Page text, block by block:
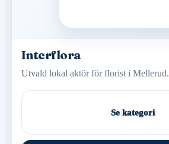
Interflora
Utvald lokal aktör för florist i Mellerud.
Se kategori